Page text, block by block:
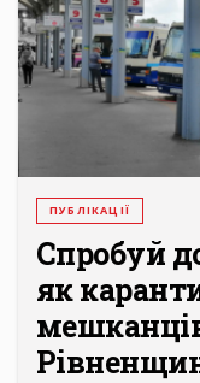
ПУБЛІКАЦІЇ
Спробуй
як